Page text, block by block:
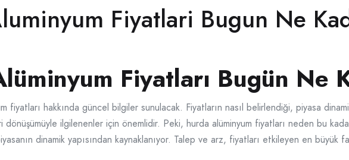
Fiyatlari Bugun Ne
Fiyatları Bugün Ne
fiyatları hakkında güncel bilgiler sunulacak. Fiyatların nasıl belirlendiği, piyasa
dönüşümüyle ilgilenenler için önemlidir. Peki, hurda alüminyum fiyatları neden bu
dinamik yapısından kaynaklanıyor. Talep ve arz, fiyatları etkileyen en büyük